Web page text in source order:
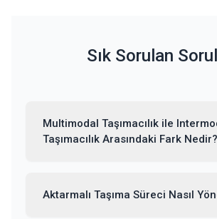
Sık Sorulan
Multimodal Taşımacılık ile
Taşımacılık Arasındaki Fark Nedir?
Aktarmalı Taşıma Süreci Nasıl